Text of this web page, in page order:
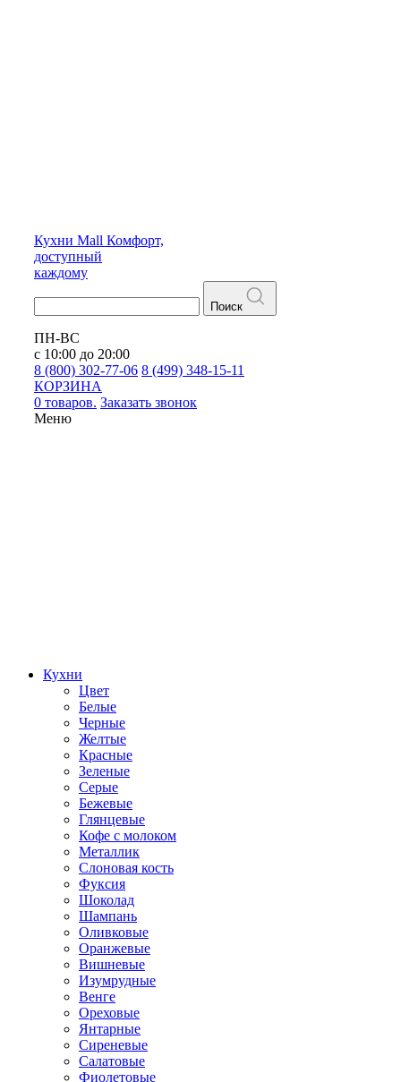
Кухни Mall Комфорт,
доступный
каждому
Поиск
ПН-ВС
с 10:00 до 20:00
8 (800) 302-77-06 8 (499) 348-15-11
КОРЗИНА
0 товаров. Заказать звонок
Меню
Кухни
Цвет
Белые
Черные
Желтые
Красные
Зеленые
Серые
Бежевые
Глянцевые
Кофе с молоком
Металлик
Слоновая кость
Фуксия
Шоколад
Шампань
Оливковые
Оранжевые
Вишневые
Изумрудные
Венге
Ореховые
Янтарные
Сиреневые
Салатовые
Фиолетовые